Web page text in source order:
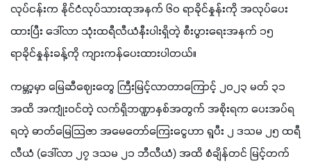
လုပ်ငန်းက နိုင်ငံလုပ်သားထုအနက် ၆၀ ရာခိုင်နှုန်းကို အလုပ်ပေး
ထားပြီး ဒေါ်လာ သုံးထရီလီယံနီးပါးရှိတဲ့ စီးပွားရေးအနက် ၁၅
ရာခိုင်နှုန်းခန့်ကို ကျားကန်ပေးထားပါတယ်။
ကမ္ဘာ့မှာ မြေဆီဈေးတွေ ကြီးမြင့်လာတာကြောင့် ၂၀၂၃ မတ် ၃၁
အထိ အကျုံးဝင်တဲ့ လက်ရှိဘဏ္ဍာနှစ်အတွက် အစိုးရက ပေးအပ်ရ
ရတဲ့ ဓာတ်မြေသြဇာ အမေတော်ကြေးငွေဟာ ရူပီး ၂ ဒသမ ၂၅ ထရီ
လီယံ (ဒေါ်လာ ၂၇ ဒသမ ၂၁ ဘီလီယံ) အထိ စံချိန်တင် မြင့်တက်